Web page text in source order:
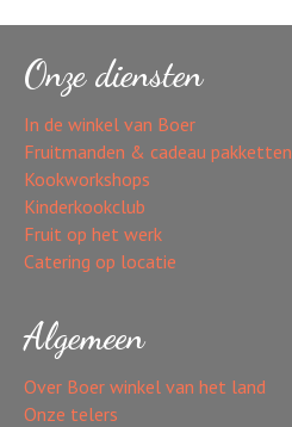
Onze diensten
In de winkel van Boer
Fruitmanden & cadeau pakketten
Kookworkshops
Kinderkookclub
Fruit op het werk
Catering op locatie
Algemeen
Over Boer winkel van het land
Onze telers